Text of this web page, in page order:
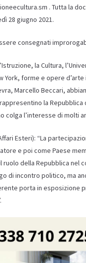
. Tutta la
28 giugno 2021.
consegnati
la Cultura,
York, forme e opere
Marcello Beccari,
la Repubblica
colga l’interesse di molti
Esteri): “La
e poi come Paese
ruolo della Repubblica
di incontro politico, ma
porta in esposizione